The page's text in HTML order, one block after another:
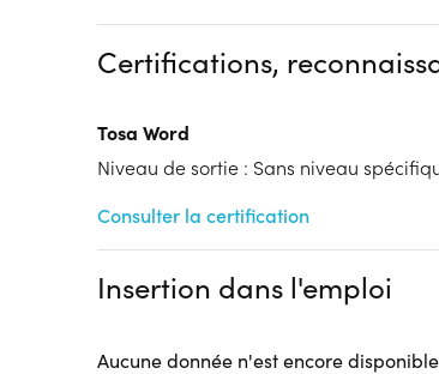
Certifications,
Tosa Word
Niveau de sortie : Sans niveau
Consulter la certification
Insertion dans l'emploi
Aucune donnée n'est encore